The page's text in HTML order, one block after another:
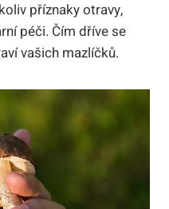
příznaky otravy,
péči. Čím dříve se
vašich mazlíčků.